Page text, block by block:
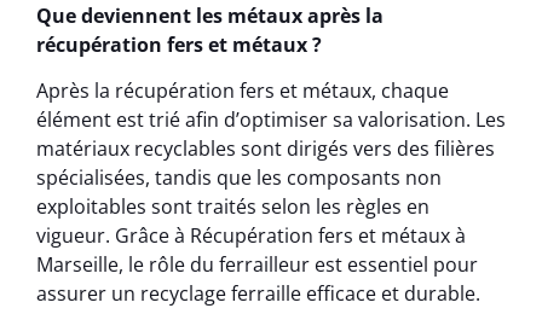
Que deviennent les métaux après la
récupération fers et métaux ?
Après la récupération fers et métaux, chaque
élément est trié afin d’optimiser sa valorisation. Les
matériaux recyclables sont dirigés vers des filières
spécialisées, tandis que les composants non
exploitables sont traités selon les règles en
vigueur. Grâce à Récupération fers et métaux à
Marseille, le rôle du ferrailleur est essentiel pour
assurer un recyclage ferraille efficace et durable.